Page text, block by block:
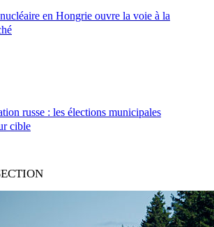
en Hongrie ouvre la voie à la
russe : les élections municipales
cible